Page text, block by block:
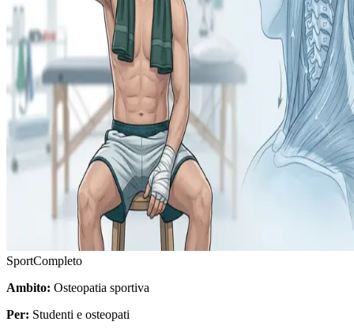
SportCompleto
Ambito: Osteopatia sportiva
Per: Studenti e osteopati